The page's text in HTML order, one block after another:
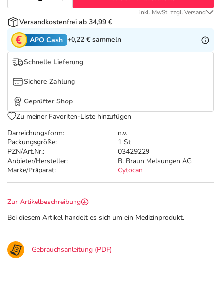
Tierapotheke
Vitamine & Mineralstoffe
Marken
Salus Deals
Darreichungsform:
n.v.
Packungsgröße:
1 St
PZN/Art.Nr.:
03429229
Anbieter/Hersteller:
B. Braun Melsungen AG
Marke/Präparat:
Cytocan
inkl. MwSt. zzgl. Versand
Versandkostenfrei ab 34,99 €
APO Cash +0,22 € sammeln
Schnelle Lieferung
Sichere Zahlung
Geprüfter Shop
Zu meiner Favoriten-Liste hinzufügen
Zur Artikelbeschreibung
Bei diesem Artikel handelt es sich um ein Medizinprodukt.
Gebrauchsanleitung (PDF)